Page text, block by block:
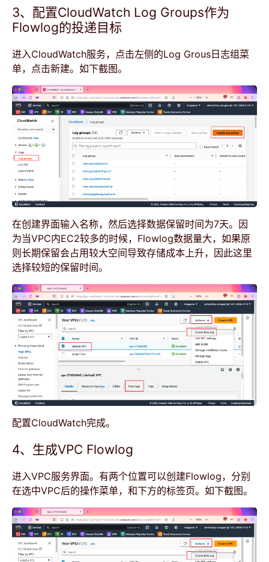
3、配置CloudWatch Log Groups作为
Flowlog的投递目标
进入CloudWatch服务，点击左侧的Log Grous日志组菜
单，点击新建。如下截图。
在创建界面输入名称，然后选择数据保留时间为7天。因
为当VPC内EC2较多的时候，Flowlog数据量大，如果原
则长期保留会占用较大空间导致存储成本上升，因此这里
选择较短的保留时间。
配置CloudWatch完成。
4、生成VPC Flowlog
进入VPC服务界面。有两个位置可以创建Flowlog，分别
在选中VPC后的操作菜单，和下方的标签页。如下截图。